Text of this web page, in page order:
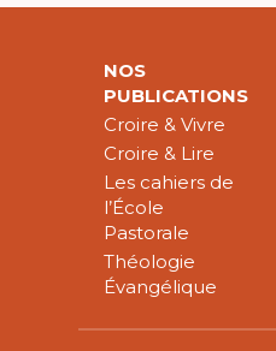
NOS
PUBLICATIONS
Croire & Vivre
Croire & Lire
Les cahiers de
l’École
Pastorale
Théologie
Évangélique